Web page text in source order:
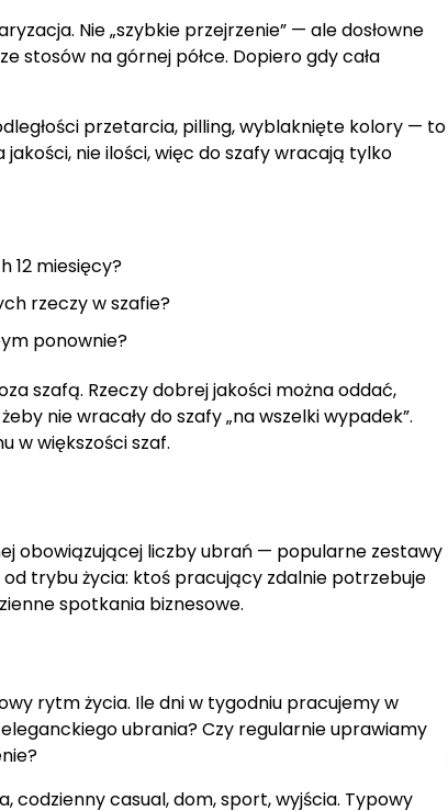
Nie „szybkie przejrzenie” — ale dosłowne
stosów na górnej półce. Dopiero gdy cała
przetarcia, pilling, wyblaknięte kolory — to
nie ilości, więc do szafy wracają tylko
12 miesięcy?
rzeczy w szafie?
ponownie?
szafą. Rzeczy dobrej jakości można oddać,
nie wracały do szafy „na wszelki wypadek”.
w większości szaf.
obowiązującej liczby ubrań — popularne zestawy
od trybu życia: ktoś pracujący zdalnie potrzebuje
spotkania biznesowe.
rytm życia. Ile dni w tygodniu pracujemy w
ubrania? Czy regularnie uprawiamy
casual, dom, sport, wyjścia. Typowy